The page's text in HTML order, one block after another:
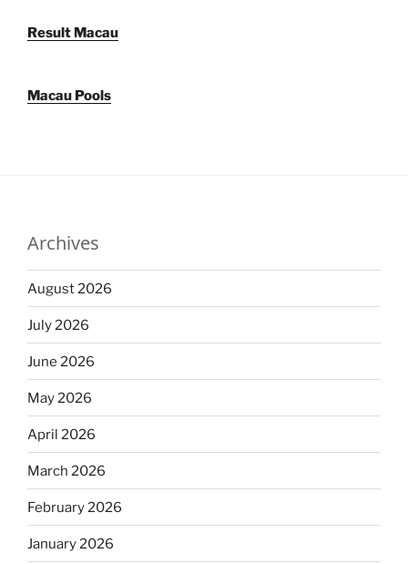
Result Macau
Macau Pools
Archives
August 2026
July 2026
June 2026
May 2026
April 2026
March 2026
February 2026
January 2026